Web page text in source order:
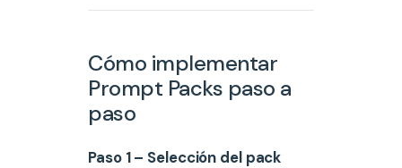
Cómo implementar
Prompt Packs paso a
paso
Paso 1 – Selección del pack